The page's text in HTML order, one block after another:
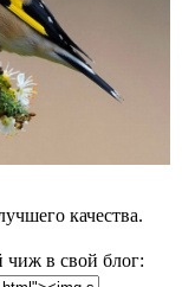
качества.
в свой блог: